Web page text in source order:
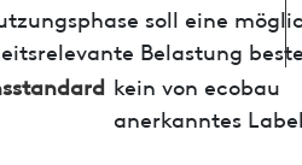
soll eine
Belastung
kein von ecobau
anerkanntes